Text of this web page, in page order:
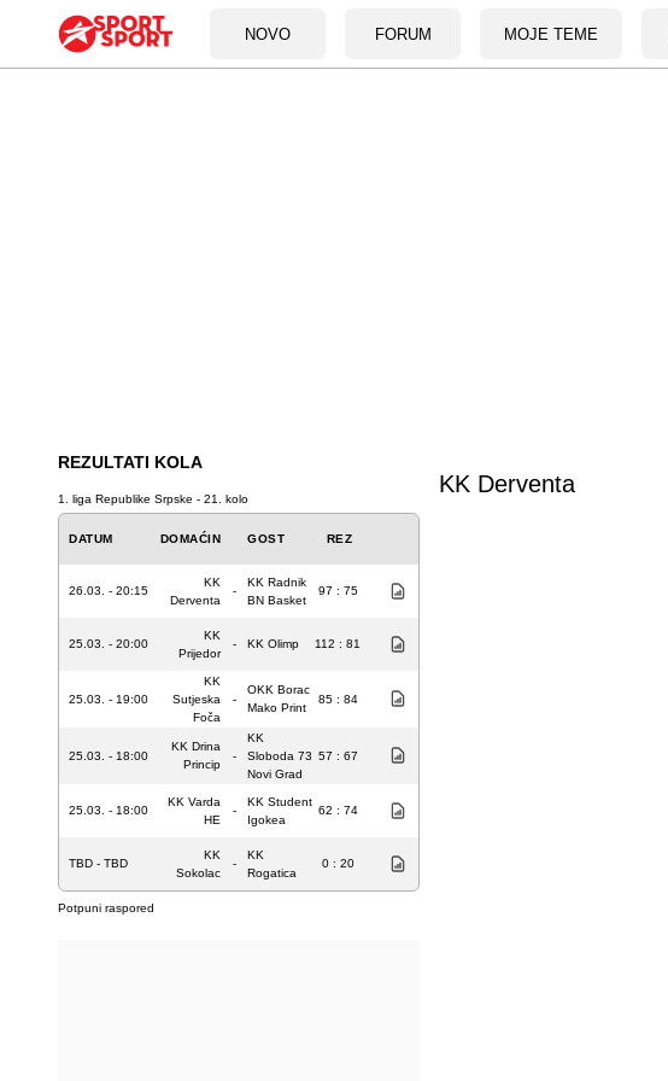
NOVO FORUM MOJE TEME
REZULTATI KOLA
1. liga Republike Srpske - 21. kolo
DATUM DOMAĆIN GOST REZ
26.03. - 20:15
KK
Derventa
-
KK Radnik
BN Basket
97 : 75
25.03. - 20:00
KK
Prijedor
- KK Olimp 112 : 81
25.03. - 19:00
KK
Sutjeska
Foča
-
OKK Borac
Mako Print
85 : 84
25.03. - 18:00
KK Drina
Princip
-
KK
Sloboda 73
Novi Grad
57 : 67
25.03. - 18:00
KK Varda
HE
-
KK Student
Igokea
62 : 74
TBD - TBD
KK
Sokolac
-
KK
Rogatica
0 : 20
Potpuni raspored
KK Derventa